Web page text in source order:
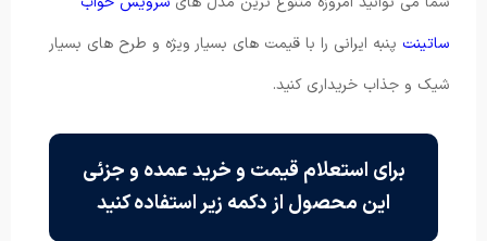
ساتینت پنبه ایرانی را با قیمت های بسیار ویژه و طرح های بسیار
شیک و جذاب خریداری کنید.
برای استعلام قیمت و خرید عمده و جزئی
این محصول از دکمه زیر استفاده کنید